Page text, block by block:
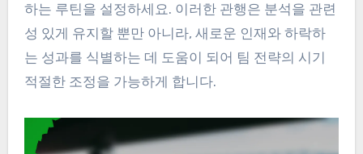
하는 루틴을 설정하세요. 이러한 관행은 분석을 관련
성 있게 유지할 뿐만 아니라, 새로운 인재와 하락하
는 성과를 식별하는 데 도움이 되어 팀 전략의 시기
적절한 조정을 가능하게 합니다.